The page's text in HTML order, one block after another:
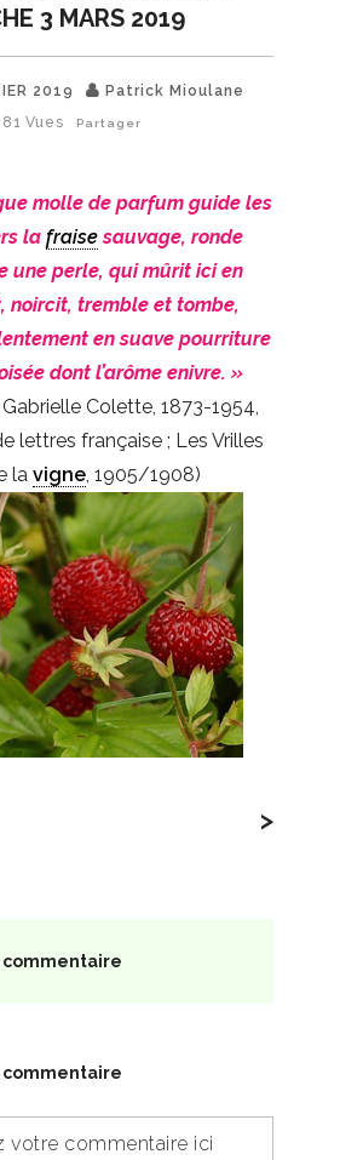
3 MARS 2019
2019
Patrick Mioulane
Vues Partager
molle de parfum guide les
la fraisesauvage, ronde
une perle, qui mûrit ici en
noircit, tremble et tombe,
en suave pourriture
dont l’arôme enivre. »
Colette, 1873-1954,
lettres française ; Les Vrilles
la vigne, 1905/1908)
>
commentaire
commentaire